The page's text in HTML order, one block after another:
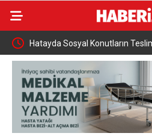
Hatayda Sosyal Konutların